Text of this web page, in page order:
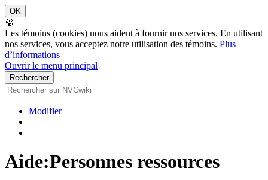
🍪
Les témoins (cookies) nous aident à fournir nos services. En utilisant
nos services, vous acceptez notre utilisation des témoins. Plus
d’informations
Ouvrir le menu principal
Modifier
Aide:Personnes ressources